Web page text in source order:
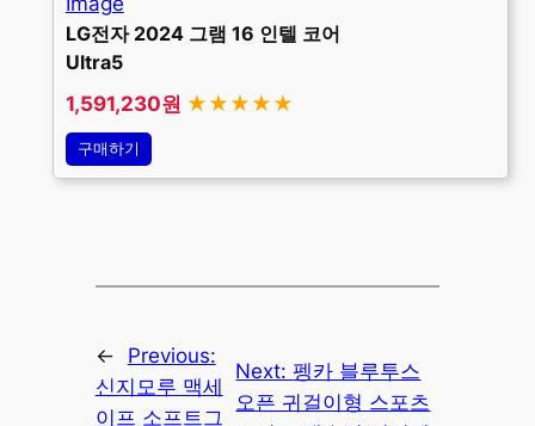
LG전자 2024 그램 16 인텔 코어
Ultra5
1,591,230원 ★★★★★
구매하기
←
Previous:
신지모루 맥세
이프 소프트그
Next: 펭카 블루투스
오픈 귀걸이형 스포츠